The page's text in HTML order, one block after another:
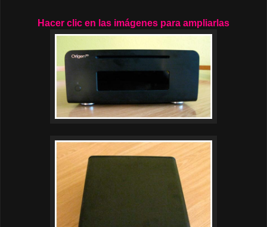
Hacer clic en las imágenes para ampliarlas